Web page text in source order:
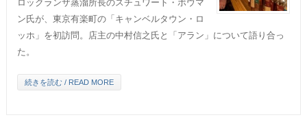
ロックランザ蒸溜所長のスチュワート・ボウマ
ン氏が、東京有楽町の「キャンベルタウン・ロ
ッホ」を初訪問。店主の中村信之氏と「アラン」について語り合っ
た。
続きを読む / READ MORE